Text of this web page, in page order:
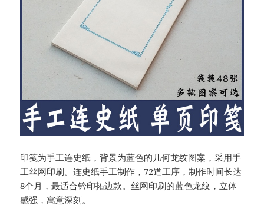
印笺为手工连史纸，背景为蓝色的几何龙纹图案，采用手
工丝网印刷。连史纸手工制作，72道工序，制作时间长达
8个月，最适合钤印拓边款。丝网印刷的蓝色龙纹，立体
感强，寓意深刻。